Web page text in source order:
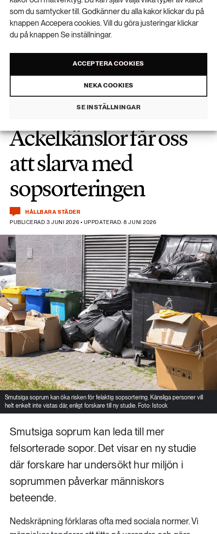
som du samtycker till. Godkänner du alla kakor klickar du på
knappen Accepera cookies. Vill du göra justeringar klickar
du på knappen Se inställningar.
ACCEPTERA COOKIES
NEKA COOKIES
SE INSTÄLLNINGAR
klimatanpassning
Äckelkänslor får oss
att slarva med
sopsorteringen
HÅLLBARA STÄDER
PUBLICERAD 3 JUNI 2026 • UPPDATERAD: 8 JUNI 2026
Smutsiga soprum kan öka risken för felaktig sopsortering. Känsliga personer vill
helt enkelt inte vistas där, enligt forskare till ny studie. Foto: Istock
Smutsiga soprum kan leda till mer
felsorterade sopor. Det visar en ny studie
där forskare har undersökt hur miljön i
soprummen påverkar människors
beteende.
Nedskräpning förklaras ofta med sociala normer. Vi